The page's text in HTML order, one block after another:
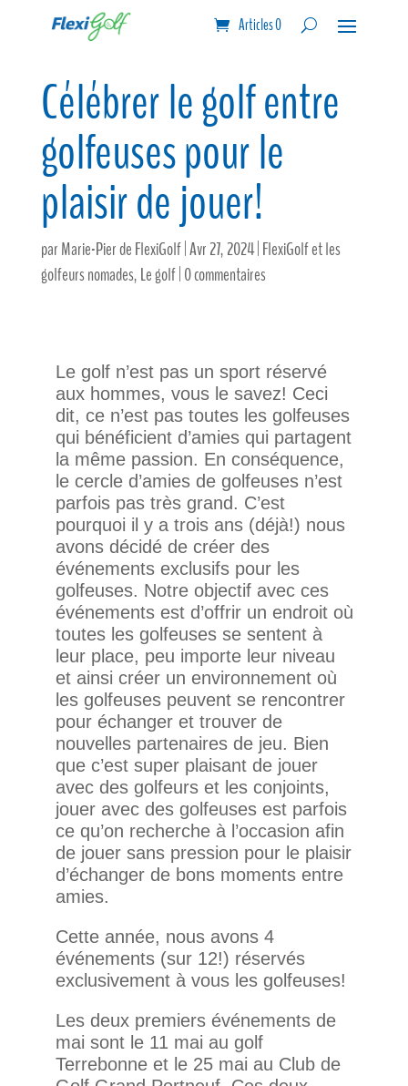
Articles 0
Célébrer le golf entre
golfeuses pour le
plaisir de jouer!
parMarie-Pier de FlexiGolf|Avr 27, 2024|FlexiGolf et les
golfeurs nomades,Le golf|0 commentaires
Le golf n’est pas un sport réservé
aux hommes, vous le savez! Ceci
dit, ce n’est pas toutes les golfeuses
qui bénéficient d’amies qui partagent
la même passion. En conséquence,
le cercle d’amies de golfeuses n’est
parfois pas très grand. C’est
pourquoi il y a trois ans (déjà!) nous
avons décidé de créer des
événements exclusifs pour les
golfeuses. Notre objectif avec ces
événements est d’offrir un endroit où
toutes les golfeuses se sentent à
leur place, peu importe leur niveau
et ainsi créer un environnement où
les golfeuses peuvent se rencontrer
pour échanger et trouver de
nouvelles partenaires de jeu. Bien
que c’est super plaisant de jouer
avec des golfeurs et les conjoints,
jouer avec des golfeuses est parfois
ce qu’on recherche à l’occasion afin
de jouer sans pression pour le plaisir
d’échanger de bons moments entre
amies.
Cette année, nous avons 4
événements (sur 12!) réservés
exclusivement à vous les golfeuses!
Les deux premiers événements de
mai sont le 11 mai au golf
Terrebonne et le 25 mai au Club de